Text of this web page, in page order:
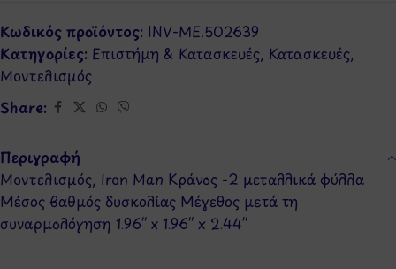
Κωδικός προϊόντος: INV-ME.502639
Κατηγορίες: Επιστήμη & Κατασκευές, Κατασκευές,
Μοντελισμός
Share:
Περιγραφή
Μοντελισμός, Iron Man Κράνος -2 μεταλλικά φύλλα
Μέσος βαθμός δυσκολίας Μέγεθος μετά τη
συναρμολόγηση 1.96″ x 1.96″ x 2.44″